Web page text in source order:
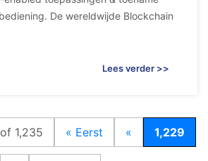
De wereldwijde Blockchain
Lees verder >>
1,235 « Eerst « 1,229